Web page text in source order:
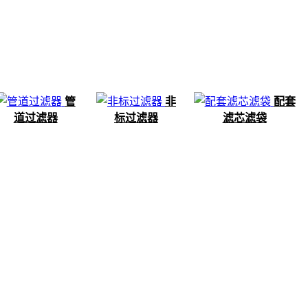
管
道过滤器
非
标过滤器
配套
滤芯滤袋